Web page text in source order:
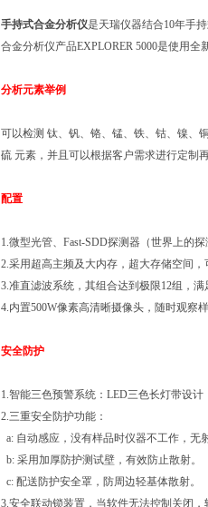
手持式合金分析仪是天瑞仪器结合10年手
合金分析仪产品EXPLORER 5000是使用
分析元素举例
可以检测 钛、钒、铬、锰、铁、钴、镍、
硫 元素，并且可以根据客户需求进行定制再
配置
1.微型光管、Fast-SDD探测器（世界上的
2.采用超高主频及大内存，超大存储空间
3.准直滤波系统，其组合达到极限12组，满
4.内置500W像素高清晰摄像头，随时观察
安全防护
1.智能三色预警系统：LED三色长灯带设
2.三重安全防护功能：
a: 自动感应，没有样品时仪器不工作，无
b: 采用加厚防护测试壁，有效防止散射。
c: 配送防护安全罩，防周边轻基体散射。
3.安全联动锁装置，当软件无法控制关闭